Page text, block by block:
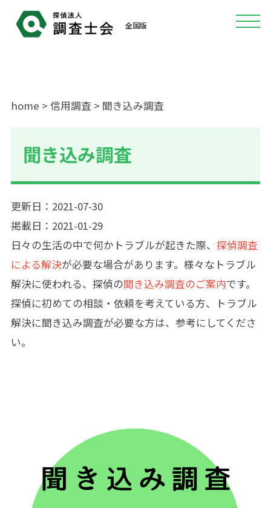
全国版
home > 信用調査 > 聞き込み調査
聞き込み調査
更新日：2021-07-30
掲載日：2021-01-29
日々の生活の中で何かトラブルが起きた際、 探偵調査
による解決が必要な場合があります。様々なトラブル
解決に使われる、探偵の聞き込み調査のご案内です。
探偵に初めての相談・依頼を考えている方、トラブル
解決に聞き込み調査が必要な方は、参考にしてくださ
い。